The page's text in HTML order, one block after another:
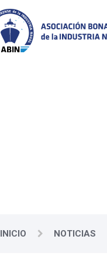
INICIO NOTICIAS